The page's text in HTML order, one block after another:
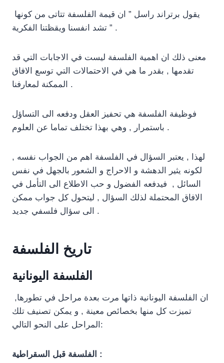
تشد انفسنا ويقظتنا الفكرية ” .
معنى ذلك ان اهمية الفلسفة ليست في الاجابات التي قد
تقدمها , بقدر ما هي في الاحتمالات التي توسع الافاق
الممكنة لمعارفنا .
فوظيفة الفلسفة هي تحفيز العقل ودفعه الى التساؤل
باستمرار , وهي بهذا تختلف تماما عن العلوم .
لهذا , يعتبر السؤال في الفلسفة اهم من الجواب نفسه ,
لكونه يثير الدهشة و الاحراج و الشعور بالجهل في نفس
السائل , فيدفعه الفضول و حب الاطلاع الى التأمل في
الافاق المحتملة لذلك السؤال , ليتحول كل جواب ممكن
الى سؤال فلسفي جديد .
الفلسفة اليونانية
تميزت كل منها بخصائص معينة , و يمكن تصنيف تلك
المراحل على النحو التالي:
الفلسفة قبل السقراطية :